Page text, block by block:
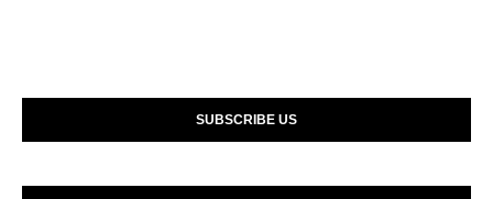
SUBSCRIBE US